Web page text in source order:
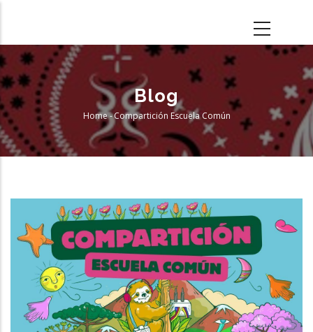
main
content
Blog
Breadcrumb
Home-Compartición Escuela Común